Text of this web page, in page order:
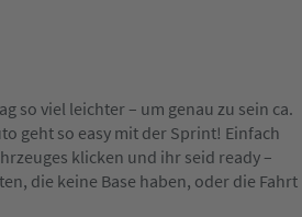
so viel leichter – um genau zu sein ca.
geht so easy mit der Sprint! Einfach
klicken und ihr seid ready –
die keine Base haben, oder die Fahrt